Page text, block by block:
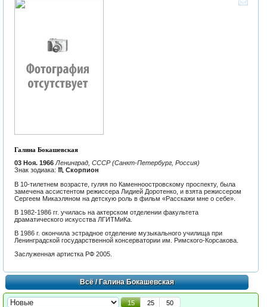
Галина Бокашевская
03 Ноя. 1966 Ленинград, СССР (Санкт-Петербург, Россия)
Знак зодиака: ♏ Скорпион
В 10-тилетнем возрасте, гуляя по Каменноостровскому проспекту, была
замечена ассистентом режиссера Лидией Доротенко, и взята режиссером
Сергеем Микаэляном на детскую роль в фильм «Расскажи мне о себе».
В 1982-1986 гг. училась на актерском отделении факультета
драматического искусства ЛГИТМиКа.
В 1986 г. окончила эстрадное отделение музыкального училища при
Ленинградской государственной консерватории им. Римского-Корсакова.
Заслуженная артистка РФ 2005.
Всё/ Галина Бокашевская
15 25
50